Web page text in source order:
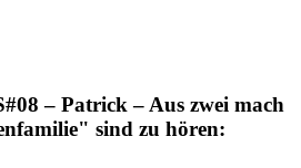
– Patrick – Aus zwei mach
sind zu hören: